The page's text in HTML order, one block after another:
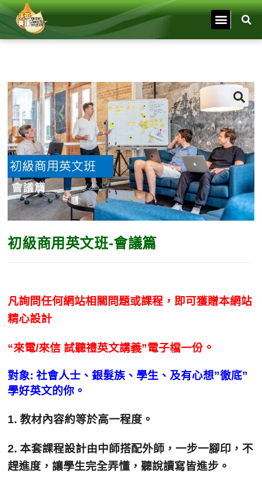
🔍
初級商用英文班-會議篇
凡詢問任何網站相關問題或課程，即可獲贈本網站
精心設計
“來電/來信 試聽禮英文講義”電子檔一份 。
對象: 社會人士、銀髮族、學生、及有心想”徹底”
學好英文的你。
1. 教材內容約等於高一程度。
2. 本套課程設計由中師搭配外師，一步一腳印，不
趕進度，讓學生完全弄懂，聽說讀寫皆進步。